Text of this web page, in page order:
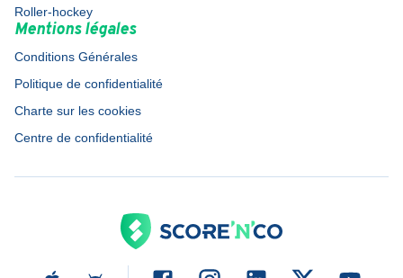
Roller-hockey
Mentions légales
Conditions Générales
Politique de confidentialité
Charte sur les cookies
Centre de confidentialité